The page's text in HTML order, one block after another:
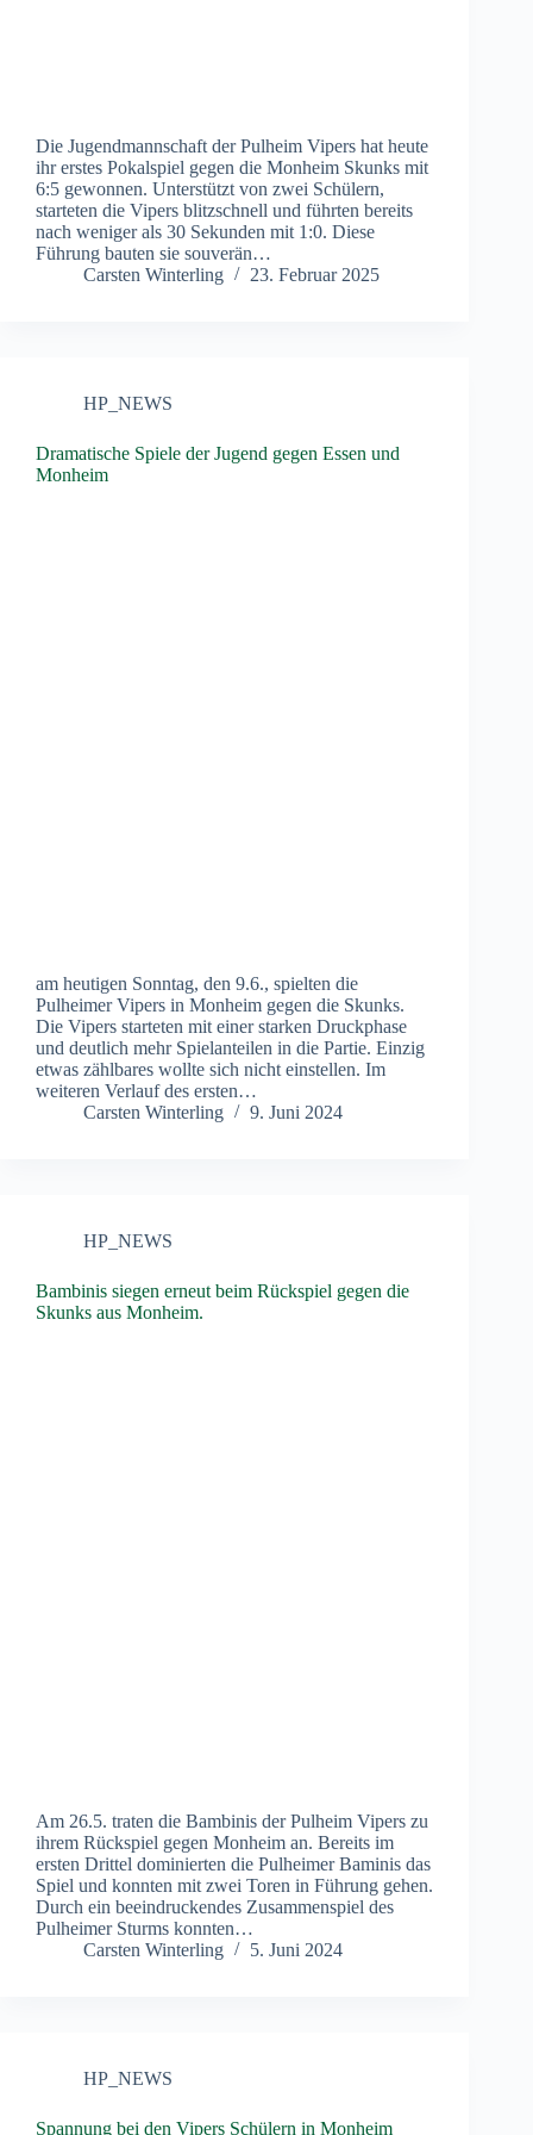
Die Jugendmannschaft der Pulheim Vipers hat heute
ihr erstes Pokalspiel gegen die Monheim Skunks mit
6:5 gewonnen. Unterstützt von zwei Schülern,
starteten die Vipers blitzschnell und führten bereits
nach weniger als 30 Sekunden mit 1:0. Diese
Führung bauten sie souverän…
Carsten Winterling
23. Februar 2025
HP_NEWS
Dramatische Spiele der Jugend gegen Essen und
Monheim
am heutigen Sonntag, den 9.6., spielten die
Pulheimer Vipers in Monheim gegen die Skunks.
Die Vipers starteten mit einer starken Druckphase
und deutlich mehr Spielanteilen in die Partie. Einzig
etwas zählbares wollte sich nicht einstellen. Im
weiteren Verlauf des ersten…
Carsten Winterling
9. Juni 2024
HP_NEWS
Bambinis siegen erneut beim Rückspiel gegen die
Skunks aus Monheim.
Am 26.5. traten die Bambinis der Pulheim Vipers zu
ihrem Rückspiel gegen Monheim an. Bereits im
ersten Drittel dominierten die Pulheimer Baminis das
Spiel und konnten mit zwei Toren in Führung gehen.
Durch ein beeindruckendes Zusammenspiel des
Pulheimer Sturms konnten…
Carsten Winterling
5. Juni 2024
HP_NEWS
Spannung bei den Vipers Schülern in Monheim